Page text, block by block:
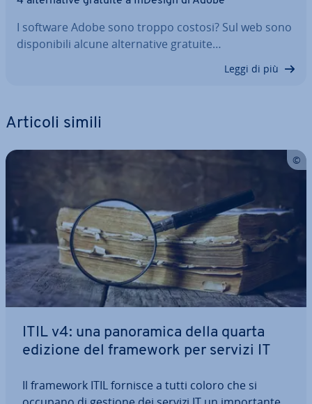
I software Adobe sono troppo costosi? Sul web sono
di­spo­ni­bi­li alcune al­ter­na­ti­ve gratuite…
Leggi di più
Articoli simili
ITIL v4: una pa­no­ra­mi­ca della quarta
edizione del framework per servizi IT
Il framework ITIL fornisce a tutti coloro che si